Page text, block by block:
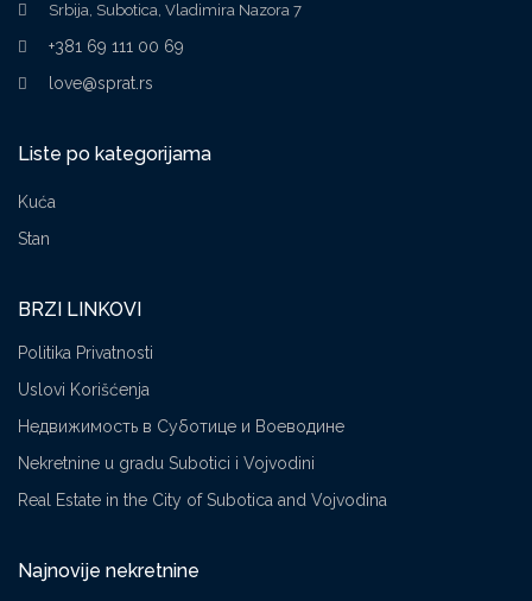
Srbija, Subotica, Vladimira Nazora 7
+381 69 111 00 69
love@sprat.rs
Liste po kategorijama
Kuća
Stan
BRZI LINKOVI
Politika Privatnosti
Uslovi Korišćenja
Недвижимость в Суботице и Воеводине
Nekretnine u gradu Subotici i Vojvodini
Real Estate in the City of Subotica and Vojvodina
Najnovije nekretnine